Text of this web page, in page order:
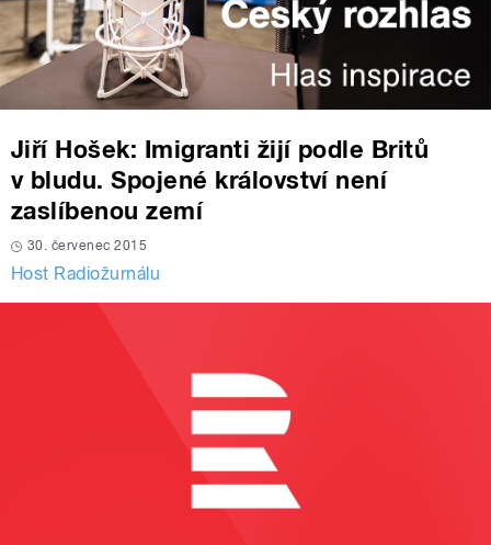
Jiří Hošek: Imigranti žijí podle Britů
v bludu. Spojené království není
zaslíbenou zemí
30. červenec 2015
Host Radiožurnálu